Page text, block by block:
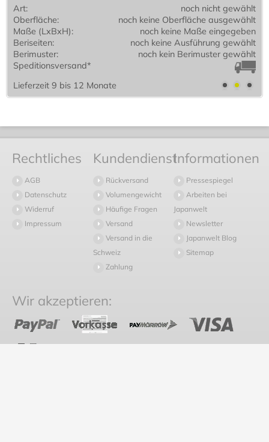
Art:
noch nicht gewählt
Oberfläche:
noch keine Oberfläche ausgewählt
Maße (LxBxH):
noch keine Maße eingegeben
Beriseiten:
noch keine Ausführung gewählt
Berimuster:
noch kein Berimuster gewählt
Speditionsversand*
Lieferzeit 9 bis 12 Monate
Rechtliches
AGB
Datenschutz
Widerruf
Impressum
Kundendienst
Rückversand
Volumengewicht
Häufige Fragen
Versand
Versand in die
Schweiz
Zahlung
Informationen
Pressespiegel
Arbeiten bei
Japanwelt
Newsletter
Japanwelt Blog
Sitemap
Wir akzeptieren: